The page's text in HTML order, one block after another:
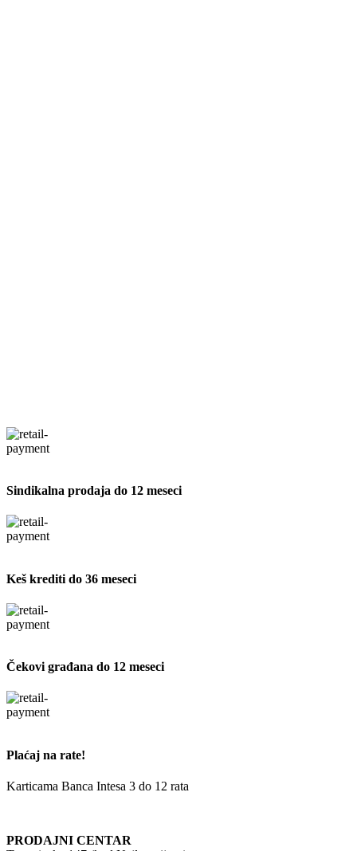
Sindikalna prodaja do 12 meseci
Keš krediti do 36 meseci
Čekovi građana do 12 meseci
Plaćaj na rate!
Karticama Banca Intesa 3 do 12 rata
PRODAJNI CENTAR